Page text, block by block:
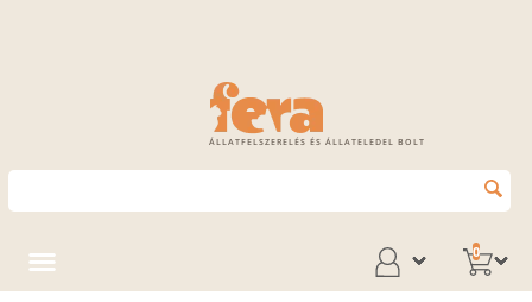
ÁLLATFELSZERELÉS ÉS ÁLLATELEDEL BOLT
0